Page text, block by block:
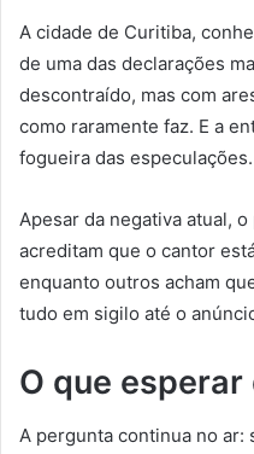
A cidade de Curitiba,
de uma das declarações
descontraído, mas com
como raramente faz. E a
fogueira das especulações.
Apesar da negativa atual,
acreditam que o cantor
enquanto outros acham
tudo em sigilo até o
O que
A pergunta continua no ar: